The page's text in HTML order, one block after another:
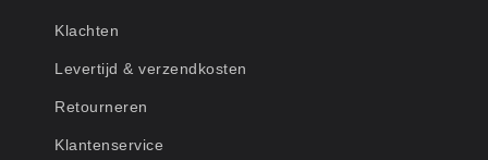
Klachten
Levertijd & verzendkosten
Retourneren
Klantenservice